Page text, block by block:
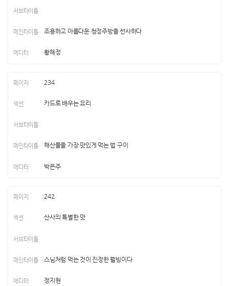
조용하고 아름다운 청정주방을 선사하다
황혜정
234
카드로 배우는 요리
해산물을 가장 맛있게 먹는 법 구이
박은주
242
산사의 특별한 맛
스님처럼 먹는 것이 진정한 웰빙이다
정지현